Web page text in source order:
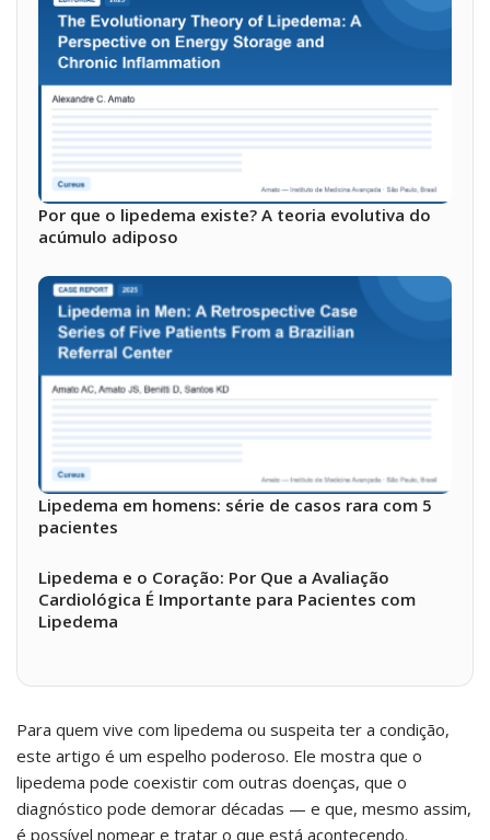
Por que o lipedema existe? A teoria evolutiva do
acúmulo adiposo
Lipedema em homens: série de casos rara com 5
pacientes
Lipedema e o Coração: Por Que a Avaliação
Cardiológica É Importante para Pacientes com
Lipedema
Para quem vive com lipedema ou suspeita ter a condição,
este artigo é um espelho poderoso. Ele mostra que o
lipedema pode coexistir com outras doenças, que o
diagnóstico pode demorar décadas — e que, mesmo assim,
é possível nomear e tratar o que está acontecendo.